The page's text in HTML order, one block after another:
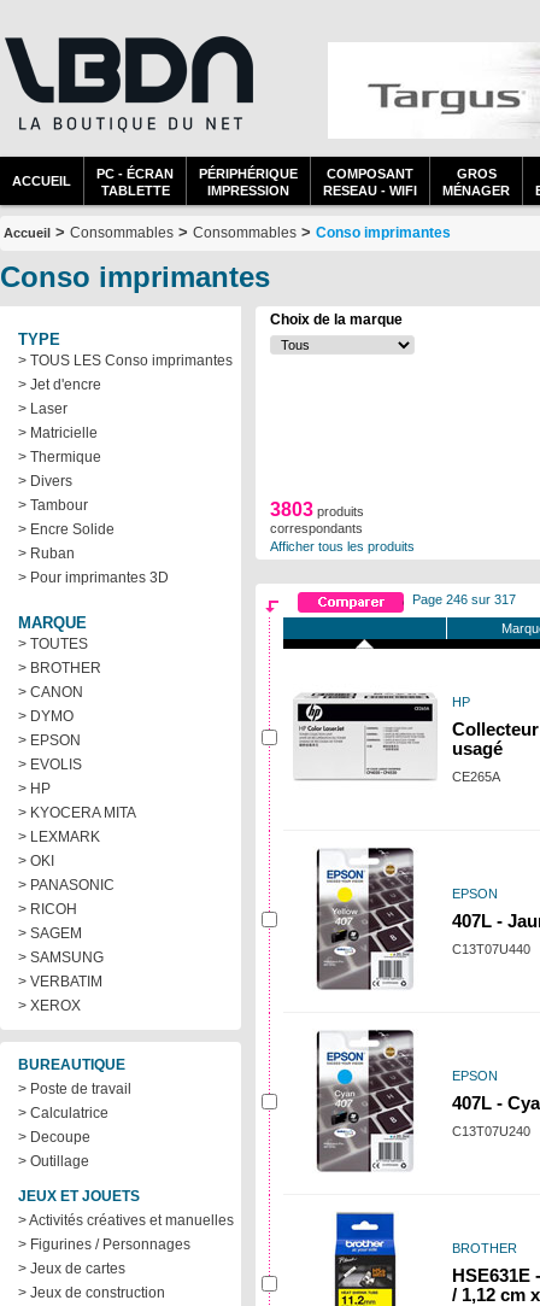
ACCUEIL
PC - ÉCRAN
TABLETTE
PÉRIPHÉRIQUE
IMPRESSION
COMPOSANT
RESEAU - WIFI
GROS
MÉNAGER
Accueil > Consommables > Consommables > Conso imprimantes
Conso imprimantes
TYPE
> TOUS LES Conso imprimantes
> Jet d'encre
> Laser
> Matricielle
> Thermique
> Divers
> Tambour
> Encre Solide
> Ruban
> Pour imprimantes 3D
MARQUE
> TOUTES
> BROTHER
> CANON
> DYMO
> EPSON
> EVOLIS
> HP
> KYOCERA MITA
> LEXMARK
> OKI
> PANASONIC
> RICOH
> SAGEM
> SAMSUNG
> VERBATIM
> XEROX
BUREAUTIQUE
> Poste de travail
> Calculatrice
> Decoupe
> Outillage
JEUX ET JOUETS
> Activités créatives et manuelles
> Figurines / Personnages
> Jeux de cartes
> Jeux de construction
Choix de la marque
3803 produits
correspondants
Afficher tous les produits
Page 246 sur 317
HP
usagé
CE265A
EPSON
407L -
C13T07U440
EPSON
407L -
C13T07U240
BROTHER
/ 1,12 cm